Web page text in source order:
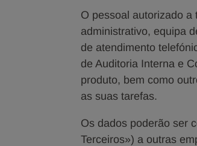
O pessoal autorizado a
administrativo, equipa
de atendimento
de Auditoria Interna e
produto, bem como
as suas tarefas.
Os dados poderão ser
Terceiros») a outras